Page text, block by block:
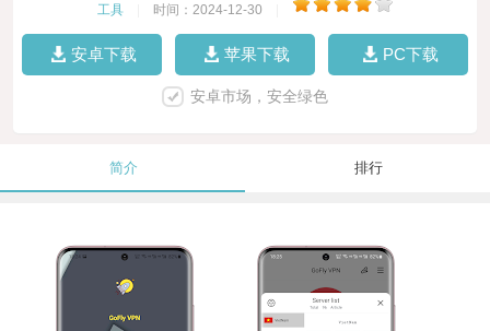
工具 时间：2024-12-30
安卓下载 苹果下载 PC下载
安卓市场，安全绿色
简介 排行